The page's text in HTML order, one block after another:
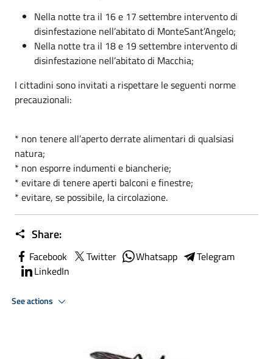
Nella notte tra il 16 e 17 settembre intervento di
disinfestazione nell’abitato di MonteSant’Angelo;
Nella notte tra il 18 e 19 settembre intervento di
disinfestazione nell’abitato di Macchia;
I cittadini sono invitati a rispettare le seguenti norme
precauzionali:
* non tenere all’aperto derrate alimentari di qualsiasi
natura;
* non esporre indumenti e biancherie;
* evitare di tenere aperti balconi e finestre;
* evitare, se possibile, la circolazione.
Share:
Facebook Twitter Whatsapp
Telegram
LinkedIn
See actions